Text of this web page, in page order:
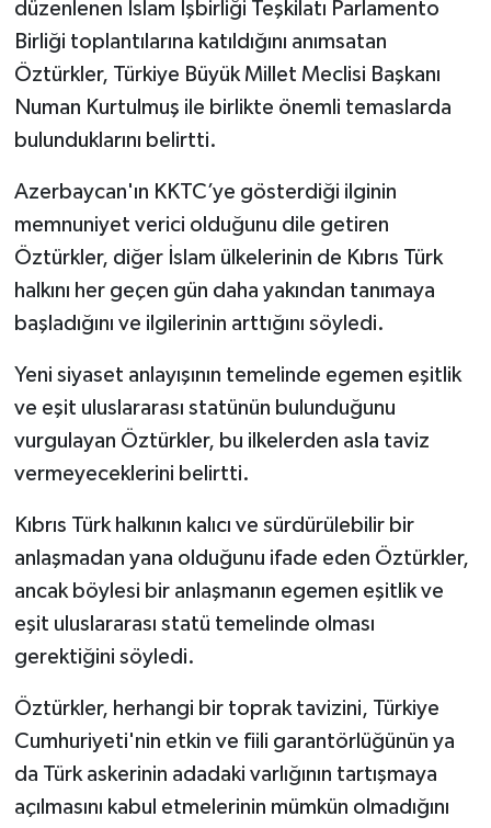
düzenlenen İslam İşbirliği Teşkilatı Parlamento
Birliği toplantılarına katıldığını anımsatan
Öztürkler, Türkiye Büyük Millet Meclisi Başkanı
Numan Kurtulmuş ile birlikte önemli temaslarda
bulunduklarını belirtti.
Azerbaycan'ın KKTC’ye gösterdiği ilginin
memnuniyet verici olduğunu dile getiren
Öztürkler, diğer İslam ülkelerinin de Kıbrıs Türk
halkını her geçen gün daha yakından tanımaya
başladığını ve ilgilerinin arttığını söyledi.
Yeni siyaset anlayışının temelinde egemen eşitlik
ve eşit uluslararası statünün bulunduğunu
vurgulayan Öztürkler, bu ilkelerden asla taviz
vermeyeceklerini belirtti.
Kıbrıs Türk halkının kalıcı ve sürdürülebilir bir
anlaşmadan yana olduğunu ifade eden Öztürkler,
ancak böylesi bir anlaşmanın egemen eşitlik ve
eşit uluslararası statü temelinde olması
gerektiğini söyledi.
Öztürkler, herhangi bir toprak tavizini, Türkiye
Cumhuriyeti'nin etkin ve fiili garantörlüğünün ya
da Türk askerinin adadaki varlığının tartışmaya
açılmasını kabul etmelerinin mümkün olmadığını